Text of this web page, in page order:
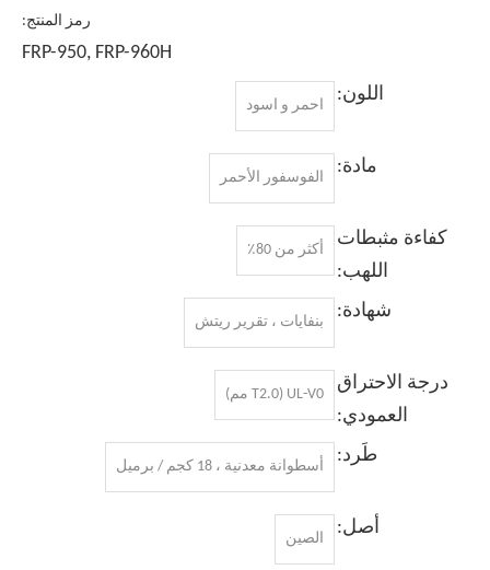
رمز المنتج:
FRP-950, FRP-960H
اللون:
احمر و اسود
مادة:
الفوسفور الأحمر
كفاءة مثبطات
اللهب:
أكثر من 80٪
شهادة:
بنفايات ، تقرير ريتش
درجة الاحتراق
العمودي:
UL-V0 (T2.0 مم)
طَرد:
أسطوانة معدنية ، 18 كجم / برميل
أصل:
الصين